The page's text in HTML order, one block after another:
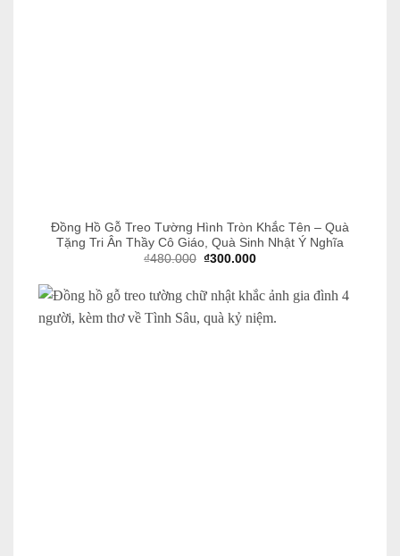
Đồng Hồ Gỗ Treo Tường Hình Tròn Khắc Tên – Quà
Tặng Tri Ân Thầy Cô Giáo, Quà Sinh Nhật Ý Nghĩa
₫480.000 Giá
₫480.000.
₫300.000Giá
là:
₫300.000.